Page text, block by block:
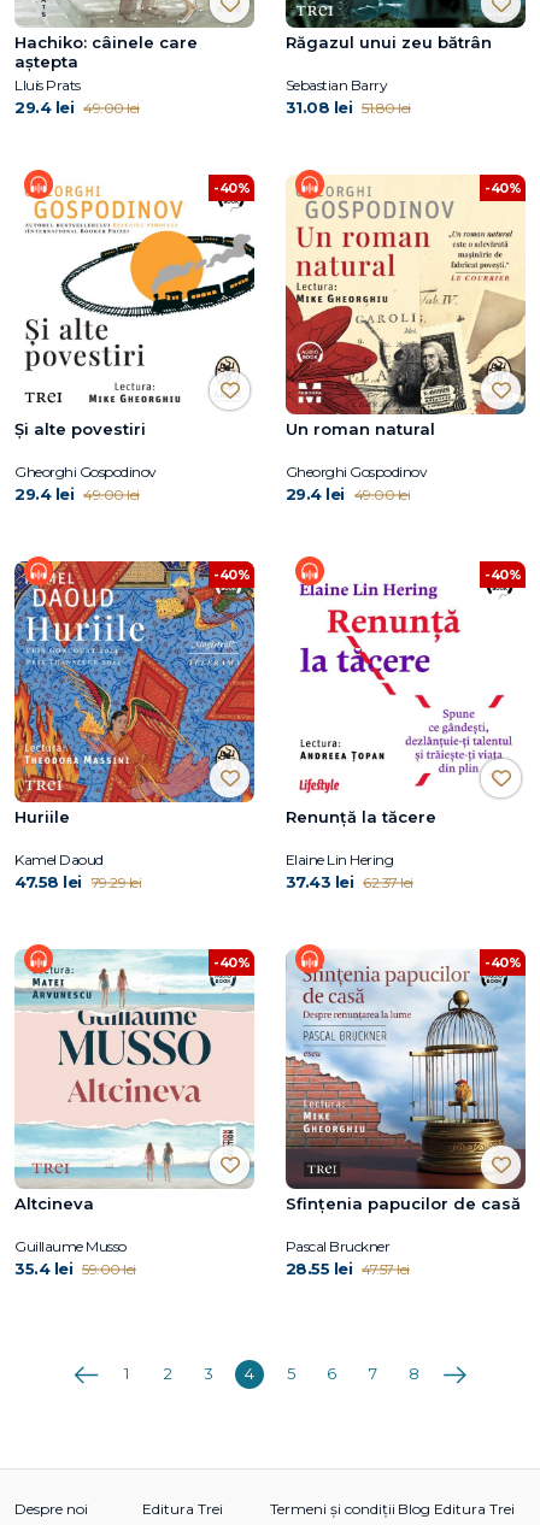
Hachiko: câinele care
aştepta
Lluís Prats
29.4 lei 49.00 lei
Răgazul unui zeu bătrân
Sebastian Barry
31.08 lei 51.80 lei
-40%
Și alte povestiri
Gheorghi Gospodinov
29.4 lei 49.00 lei
-40%
Un roman natural
Gheorghi Gospodinov
29.4 lei 49.00 lei
-40%
Huriile
Kamel Daoud
47.58 lei 79.29 lei
-40%
Renunță la tăcere
Elaine Lin Hering
37.43 lei 62.37 lei
-40%
Altcineva
Guillaume Musso
35.4 lei 59.00 lei
-40%
Sfințenia papucilor de casă
Pascal Bruckner
28.55 lei 47.57 lei
Anterioara
1 2 3 4 5 6 7 8 Următoarea
Despre noi Editura Trei Termeni și condiții Blog Editura Trei